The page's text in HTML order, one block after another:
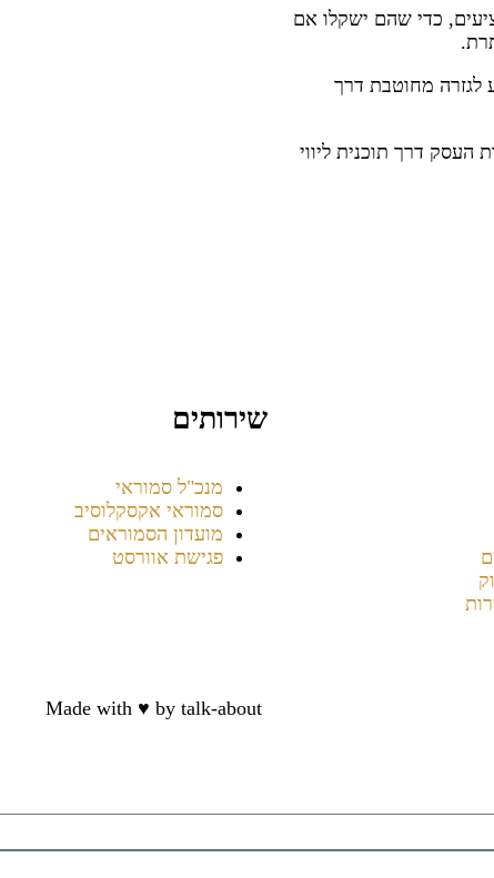
כדי שהם ישקלו אם
לגזרה מחוטבת דרך
העסק דרך תוכנית ליווי
שירותים
מנכ"ל סמוראי
סמוראי אקסקלוסיב
מועדון הסמוראים
פגישת אוורסט
Made with ♥️ by talk-about